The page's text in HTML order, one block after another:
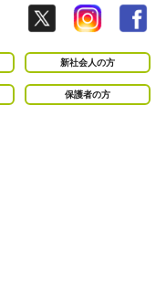
新社会人の方
保護者の方